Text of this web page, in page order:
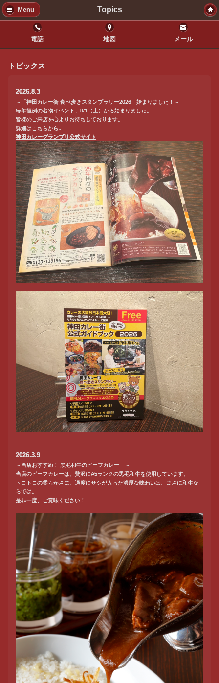
Menu Topics
電話 地図 メール
トピックス
2026.8.3
～「神田カレー街 食べ歩きスタンプラリー2026」始まりました！～
毎年恒例の名物イベント、8/1（土）から始まりました。
皆様のご来店を心よりお待ちしております。
詳細はこちらから↓
神田カレーグランプリ公式サイト
2026.3.9
～当店おすすめ！ 黒毛和牛のビーフカレー ～
当店のビーフカレーは、贅沢にA5ランクの黒毛和牛を使用しています。
トロトロの柔らかさに、適度にサシが入った濃厚な味わいは、まさに和牛な
らでは。
是非一度、ご賞味ください！